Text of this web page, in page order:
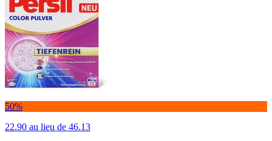
50%
22.90 au lieu de 46.13